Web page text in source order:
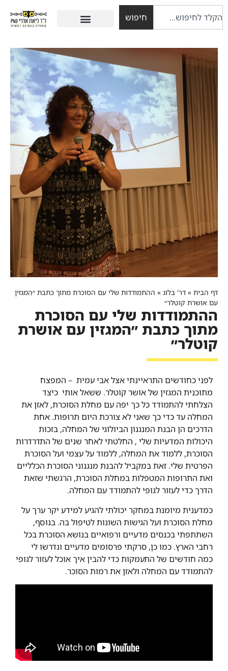
חיפוש
דף הבית » דר' בלוג » ההתמודדות שלי עם הסוכרת מתוך כתבת ״המגזין
עם אושרת קוטלר״
ההתמודדות שלי עם הסוכרת
מתוך כתבת ״המגזין עם אושרת
קוטלר״
לפני כחודשים התראיינתי אצל אבי עמית – המפצח
מתוכנית המגזין של אושר קוטלר. ששאל אותי כיצד
הצלחתי להתמודד כל כך יפה עם מחלת הסוכרת, לאזן את
המחלה עד כדי כך שאני לא צורכת היום תרופות. אחת
הדרכים הן הבנת המנגנון הביולוגי של המחלה, בזכות
היכולות המדעיות שלי , החלטתי לאחר שנים של התדרדרות
הסוכרת, ללמוד את המחלה, ללמוד על עצמי ועל הסוכרת
הפרטית שלי. זאת במקביל להבנת מנגנוני הסוכרת הכלליים
ואת התרופות המטפלות במחלת הסוכרת, הרגשתי שזאת
הדרך כדי לעזור לגופי להתמודד עם המחלה.
כמדענית מיומנת במחקר יכולתי להגיע למידע יקר ערך על
מחלת הסוכרת ועל הגישות השונות לטיפול בה. בנוסף,
השתתפתי בכנסים מדעיים ורפואיים בנושא הסוכרת בכל
רחבי הארץ. כמו כן, סרקתי פרסומים מדעיים ונדרשו לי
כמה חודשים של התעמקות כדי להבין איך אוכל לעזור לגופי
להתמודד עם המחלה ולאזן את רמות הסוכר.